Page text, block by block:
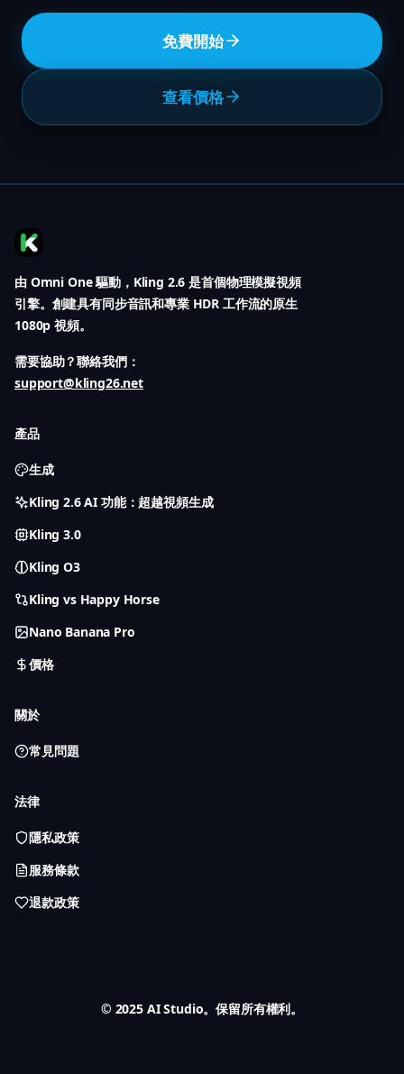
免費開始
查看價格
由 Omni One 驅動，Kling 2.6 是首個物理模擬視頻
引擎。創建具有同步音訊和專業 HDR 工作流的原生
1080p 視頻。
需要協助？聯絡我們：
support@kling26.net
產品
生成
Kling 2.6 AI 功能：超越視頻生成
Kling 3.0
Kling O3
Kling vs Happy Horse
Nano Banana Pro
價格
關於
常見問題
法律
隱私政策
服務條款
退款政策
© 2025 AI Studio。保留所有權利。